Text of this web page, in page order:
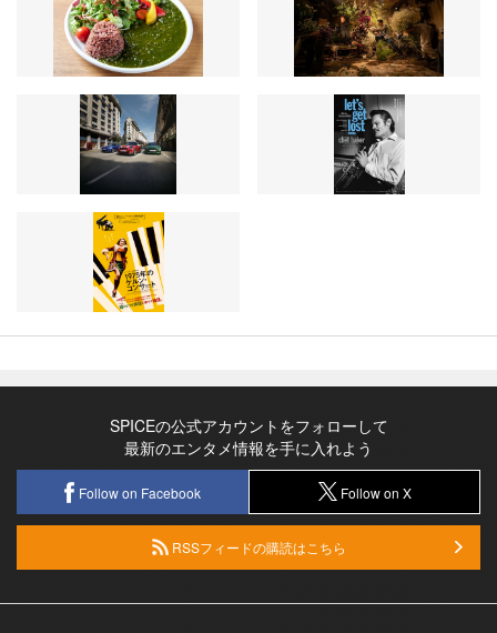
SPICEの公式アカウントをフォローして
最新のエンタメ情報を手に入れよう
Follow on Facebook Follow on X
RSSフィードの購読はこちら